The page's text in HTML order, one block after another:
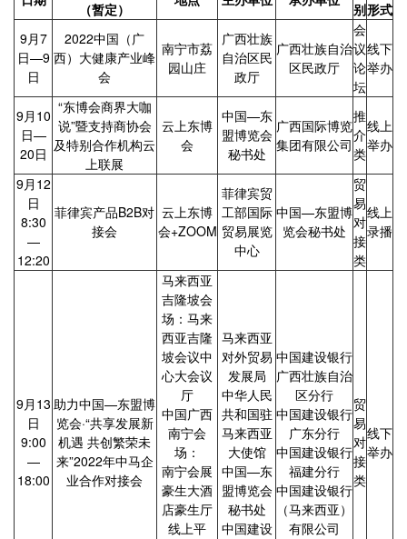
（暂定）
别形式
9月7
日—9
日
2022中国（广
西）大健康产业峰
会
南宁市荔
园山庄
广西壮族
自治区民
政厅
广西壮族自治
区民政厅
会
议
论
坛
线下
举办
9月10
日—
20日
“东博会商界大咖
说”暨支持商协会
及特别合作机构云
上联展
云上东博
会
中国—东
盟博览会
秘书处
广西国际博览
集团有限公司
推
介
类
线上
举办
9月12
日
8:30
—
12:20
菲律宾产品B2B对
接会
云上东博
会+ZOOM
菲律宾贸
工部国际
贸易展览
中心
中国—东盟博
览会秘书处
贸
易
对
接
类
线上
录播
9月13
日
9:00
—
18:00
助力中国—东盟博
览会·“共享发展新
机遇 共创繁荣未
来”2022年中马企
业合作对接会
马来西亚
吉隆坡会
场：马来
西亚吉隆
坡会议中
心大会议
厅
中国广西
南宁会
场：
南宁会展
豪生大酒
店豪生厅
线上平
马来西亚
对外贸易
发展局
中华人民
共和国驻
马来西亚
大使馆
中国—东
盟博览会
秘书处
中国建设
中国建设银行
广西壮族自治
区分行
中国建设银行
广东分行
中国建设银行
福建分行
中国建设银行
（马来西亚）
有限公司
贸
易
对
接
类
线下
举办